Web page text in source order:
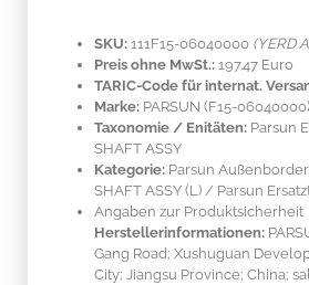
SKU: 111F15-06040000 (YERD
Preis ohne MwSt.: 197.47 Euro
TARIC-Code für internat.
Marke: PARSUN (F15-06040000)
Taxonomie / Enitäten: Parsun
SHAFT ASSY
Kategorie: Parsun
SHAFT ASSY (L) / Parsun
Angaben zur Produktsicherheit
Herstellerinformationen:
Gang Road; Xushuguan
City; Jiangsu Province; China;